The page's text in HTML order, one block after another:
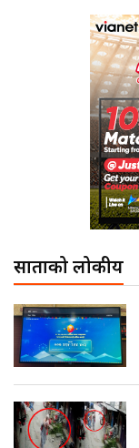
साताको लोकप्रीय